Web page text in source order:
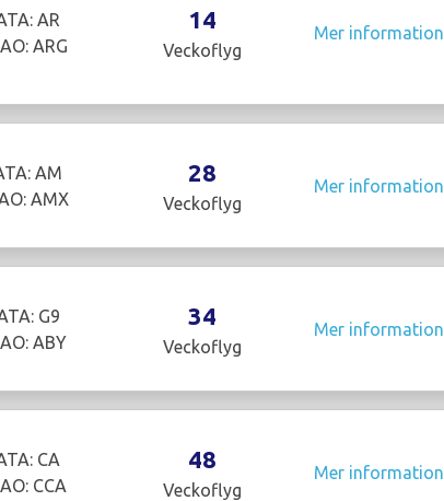
AR
ARG
14
Veckoflyg
Mer information
AM
AMX
28
Veckoflyg
Mer information
G9
ABY
34
Veckoflyg
Mer information
CA
CCA
48
Veckoflyg
Mer information